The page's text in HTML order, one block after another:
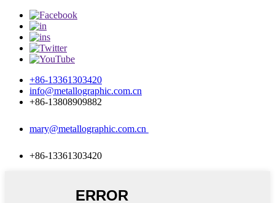
+86-13361303420
info@metallographic.com.cn
+86-13808909882
mary@metallographic.com.cn
+86-13361303420